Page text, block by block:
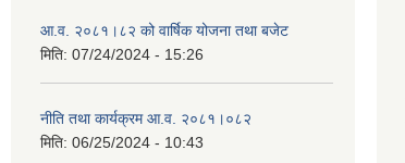
आ.व. २०८१।८२ को वार्षिक योजना तथा बजेट
मिति: 07/24/2024 - 15:26
नीति तथा कार्यक्रम आ.व. २०८१।०८२
मिति: 06/25/2024 - 10:43